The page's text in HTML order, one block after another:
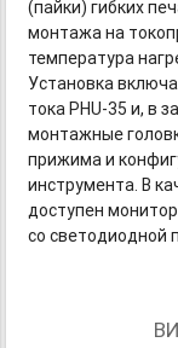
(пайки) гибких
монтажа на
температура
Установка
токаPHU-35 и, в
монтажные
прижима и
инструмента. В
доступен
со светодиодной